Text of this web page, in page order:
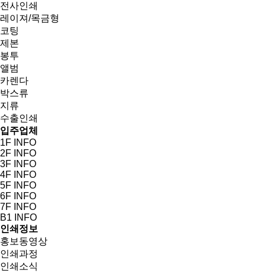
전사인쇄
레이져/목금형
코팅
제본
봉투
앨범
카렌다
박스류
지류
수출인쇄
입주업체
1F INFO
2F INFO
3F INFO
4F INFO
5F INFO
6F INFO
7F INFO
B1 INFO
인쇄정보
홍보동영상
인쇄과정
인쇄소식